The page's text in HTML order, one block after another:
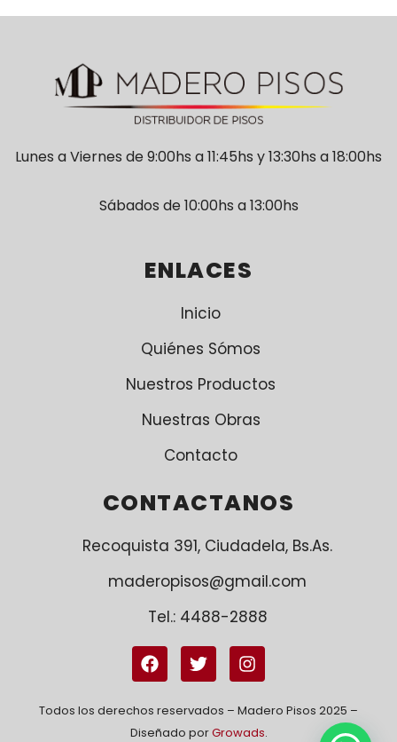
Lunes a Viernes de 9:00hs a 11:45hs y 13:30hs a 18:00hs
Sábados de 10:00hs a 13:00hs
ENLACES
Inicio
Quiénes Sómos
Nuestros Productos
Nuestras Obras
Contacto
CONTACTANOS
Recoquista 391, Ciudadela, Bs.As.
maderopisos@gmail.com
Tel.: 4488-2888
Todos los derechos reservados – Madero Pisos 2025 –
Diseñado porGrowads.